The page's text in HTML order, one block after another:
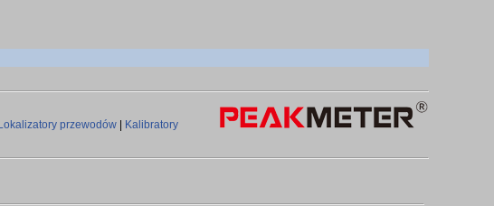
Lokalizatory przewodów Kalibratory